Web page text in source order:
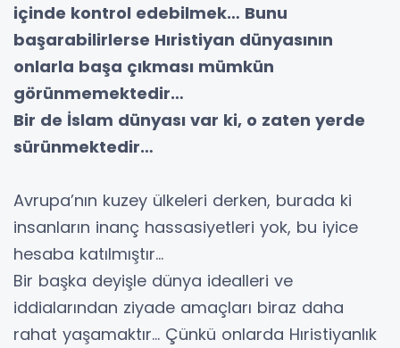
içinde kontrol edebilmek… Bunu
başarabilirlerse Hıristiyan dünyasının
onlarla başa çıkması mümkün
görünmemektedir…
Bir de İslam dünyası var ki, o zaten yerde
sürünmektedir…
Avrupa’nın kuzey ülkeleri derken, burada ki
insanların inanç hassasiyetleri yok, bu iyice
hesaba katılmıştır…
Bir başka deyişle dünya idealleri ve
iddialarından ziyade amaçları biraz daha
rahat yaşamaktır… Çünkü onlarda Hıristiyanlık